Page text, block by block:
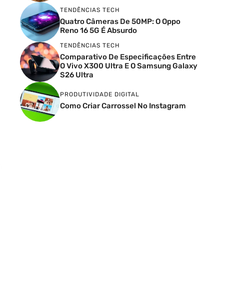
TENDÊNCIAS TECH
Quatro Câmeras De 50MP: O Oppo
Reno 16 5G É Absurdo
TENDÊNCIAS TECH
Comparativo De Especificações Entre
O Vivo X300 Ultra E O Samsung Galaxy
S26 Ultra
PRODUTIVIDADE DIGITAL
Como Criar Carrossel No Instagram